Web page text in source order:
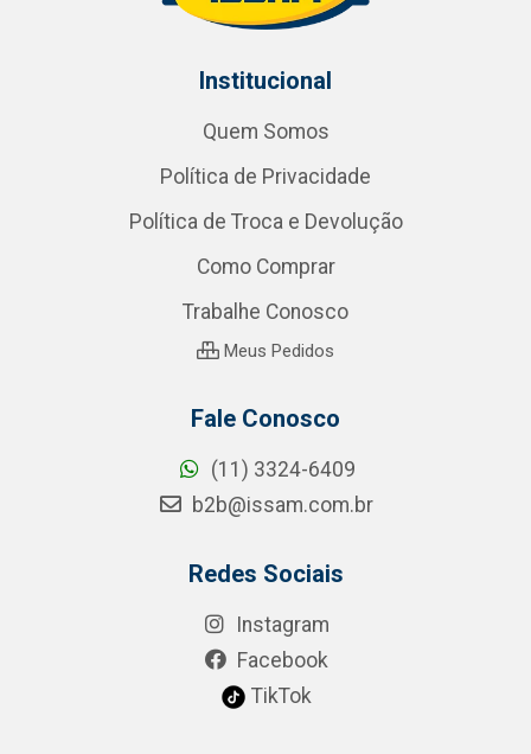
Institucional
Quem Somos
Política de Privacidade
Política de Troca e Devolução
Como Comprar
Trabalhe Conosco
Meus Pedidos
Fale Conosco
(11) 3324-6409
b2b@issam.com.br
Redes Sociais
Instagram
Facebook
TikTok